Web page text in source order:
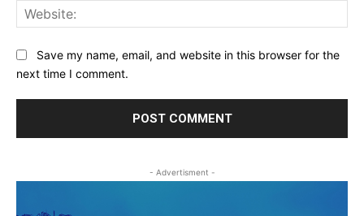
Save my name, email, and website in this browser for the
next time I comment.
- Advertisment -